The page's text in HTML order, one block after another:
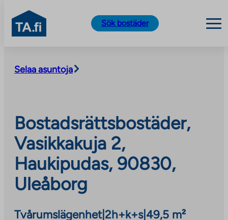
content
TA.fi
Sök bostäder
Selaa asuntoja
Bostadsrättsbostäder,
Vasikkakuja 2,
Haukipudas, 90830,
Uleåborg
Tvårumslägenhet|2h+k+s| 49,5 m²